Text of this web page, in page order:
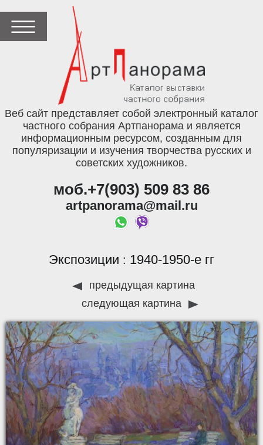
Веб сайт представляет собой электронный каталог
частного собрания Артпанорама и является
информационным ресурсом, созданным для
популяризации и изучения творчества русских и
советских художников.
моб.+7(903) 509 83 86
artpanorama@mail.ru
Экспозиции : 1940-1950-е гг
предыдущая картина
следующая картина